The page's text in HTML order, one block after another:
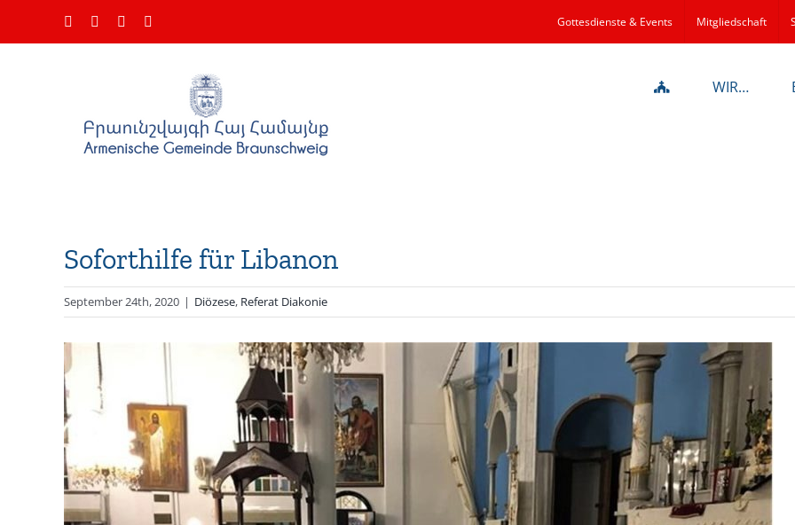
FacebookInstagramYouTube Gottesdienste & Events Mitgliedschaft
WIR…
Soforthilfe für Libanon
September 24th, 2020 | Diözese, Referat Diakonie